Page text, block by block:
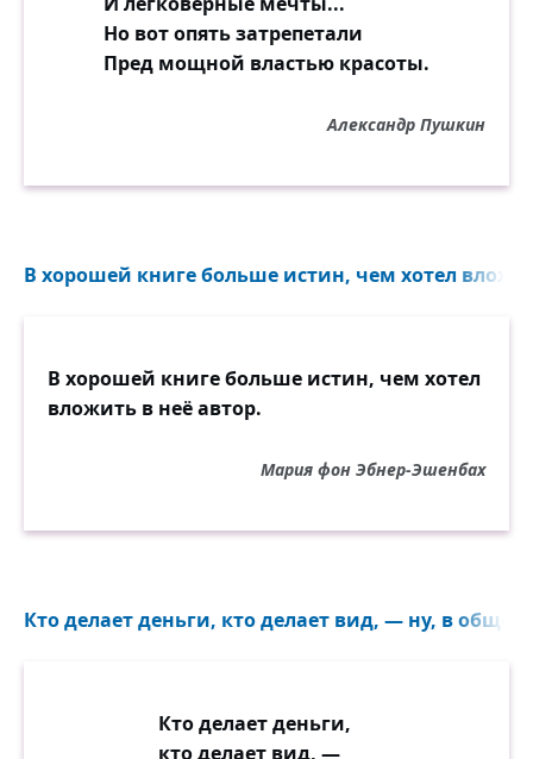
Но вот опять затрепетали
Пред мощной властью красоты.
Александр Пушкин
В хорошей книге больше истин, чем хотел
В хорошей книге больше истин, чем хотел
вложить в неё автор.
Мария фон Эбнер-Эшенбах
Кто делает деньги, кто делает вид, — ну, в
Кто делает деньги,
кто делает вид, —